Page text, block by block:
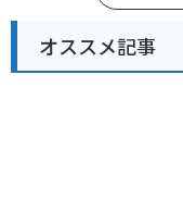
オススメ記事